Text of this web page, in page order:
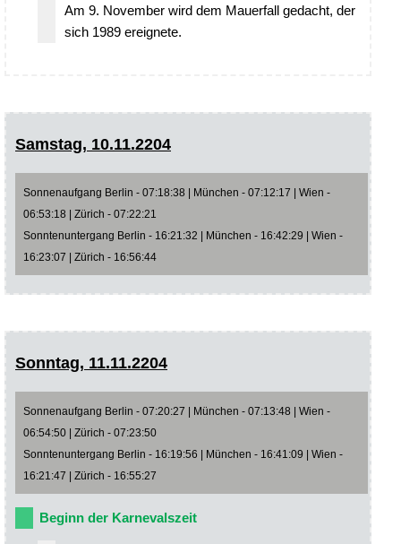
Am 9. November wird dem Mauerfall gedacht, der
sich 1989 ereignete.
Samstag, 10.11.2204
Sonnenaufgang Berlin - 07:18:38 | München - 07:12:17 | Wien -
06:53:18 | Zürich - 07:22:21
Sonntenuntergang Berlin - 16:21:32 | München - 16:42:29 | Wien -
16:23:07 | Zürich - 16:56:44
Sonntag, 11.11.2204
Sonnenaufgang Berlin - 07:20:27 | München - 07:13:48 | Wien -
06:54:50 | Zürich - 07:23:50
Sonntenuntergang Berlin - 16:19:56 | München - 16:41:09 | Wien -
16:21:47 | Zürich - 16:55:27
Beginn der Karnevalszeit